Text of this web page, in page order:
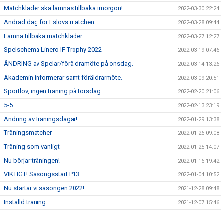
Matchkläder ska lämnas tillbaka imorgon! 2022-03-30 22:24
Ändrad dag för Eslövs matchen 2022-03-28 09:44
Lämna tillbaka matchkläder 2022-03-27 12:27
Spelschema Linero IF Trophy 2022 2022-03-19 07:46
ÄNDRING av Spelar/föräldramöte på onsdag. 2022-03-14 13:26
Akademin informerar samt föräldrarmöte. 2022-03-09 20:51
Sportlov, ingen träning på torsdag. 2022-02-20 21:06
5-5 2022-02-13 23:19
Ändring av träningsdagar! 2022-01-29 13:38
Träningsmatcher 2022-01-26 09:08
Träning som vanligt 2022-01-25 14:07
Nu börjar träningen! 2022-01-16 19:42
VIKTIGT! Säsongsstart P13 2022-01-04 10:52
Nu startar vi säsongen 2022! 2021-12-28 09:48
Inställd träning 2021-12-07 15:46